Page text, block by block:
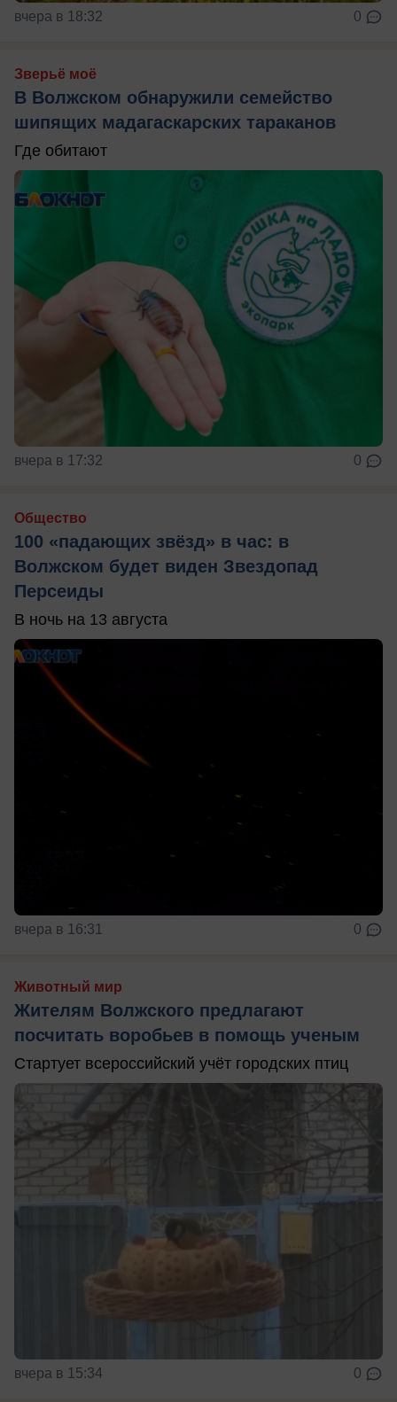
вчера в 18:32 0
Зверьё моё
В Волжском обнаружили семейство
шипящих мадагаскарских тараканов
Где обитают
вчера в 17:32 0
Общество
100 «падающих звёзд» в час: в
Волжском будет виден Звездопад
Персеиды
В ночь на 13 августа
вчера в 16:31 0
Животный мир
Жителям Волжского предлагают
посчитать воробьев в помощь ученым
Стартует всероссийский учёт городских птиц
вчера в 15:34 0